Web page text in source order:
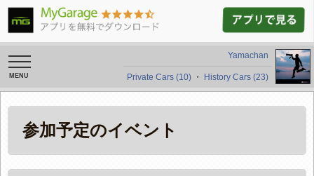
toggle
navigation
Yamachan
Private Cars (10) ・ History Cars (23)
参加予定のイベント